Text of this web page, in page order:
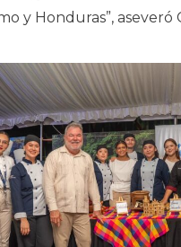
y Honduras”, aseveró